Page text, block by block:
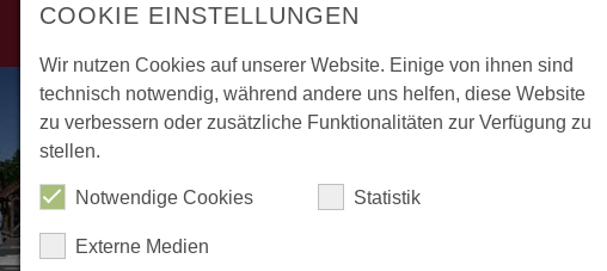
WEINGUT HEINZ & THOMAS
COOKIE EINSTELLUNGEN
Wir nutzen Cookies auf unserer Website. Einige von ihnen sind
technisch notwendig, während andere uns helfen, diese Website
zu verbessern oder zusätzliche Funktionalitäten zur Verfügung zu
stellen.
Notwendige Cookies Statistik
Externe Medien